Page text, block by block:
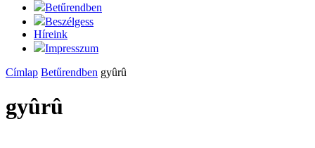
Betűrendben
Beszélgess
Híreink
Impresszum
Címlap Betűrendben gyûrû
gyûrû